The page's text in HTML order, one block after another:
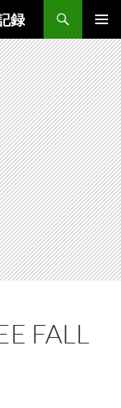
録
メインメ
ニュー
FALL